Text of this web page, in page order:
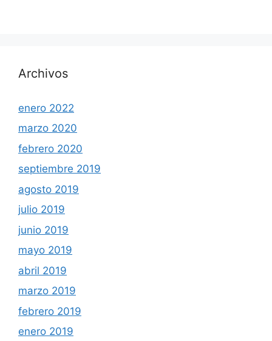
Archivos
enero 2022
marzo 2020
febrero 2020
septiembre 2019
agosto 2019
julio 2019
junio 2019
mayo 2019
abril 2019
marzo 2019
febrero 2019
enero 2019